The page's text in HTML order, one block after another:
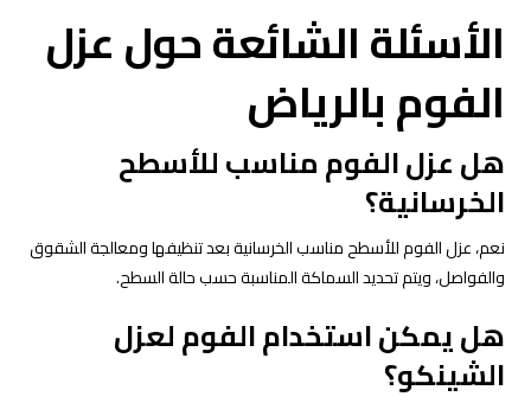
الأسئلة الشائعة حول عزل
الفوم بالرياض
هل عزل الفوم مناسب للأسطح
الخرسانية؟
نعم،عزل الفوم للأسطحمناسب الخرسانية بعد تنظيفها ومعالجة الشقوق
والفواصل، ويتم تحديد السماكة المناسبة حسب حالة السطح.
هل يمكن استخدام الفوم لعزل
الشينكو؟